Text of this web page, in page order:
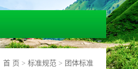
首 页 > 标准规范 > 团体标准